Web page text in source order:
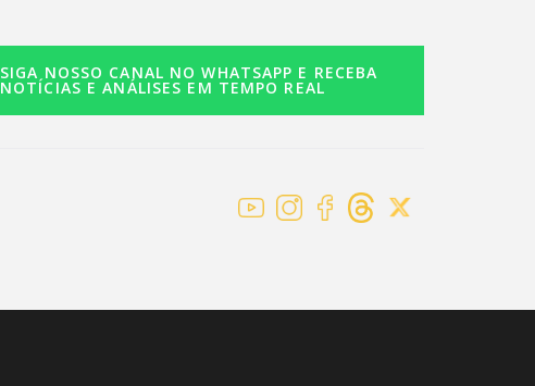
SIGA NOSSO CANAL NO WHATSAPP E RECEBA
NOTÍCIAS E ANÁLISES EM TEMPO REAL